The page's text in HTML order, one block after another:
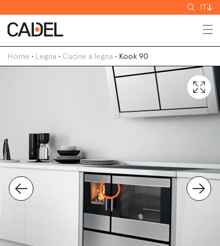
Cerca
IT
Home • Legna • Cucine a legna • Kook 90